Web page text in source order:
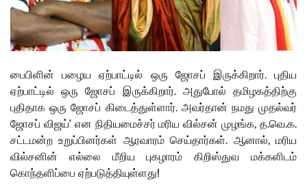
பைபிளின் பழைய ஏற்பாட்டில் ஒரு ஜோசப் இருக்கிறார். புதிய
ஏற்பாட்டில் ஒரு ஜோசப் இருக்கிறார். அதுபோல் தமிழகத்திற்கு
புதிதாக ஒரு ஜோசப் கிடைத்துள்ளார். அவர்தான் நமது முதல்வர்
ஜோசப் விஜய்’ என நிதியமைச்சர் மரிய வில்சன் முழங்க, த.வெ.க.
சட்டமன்ற உறுப்பினர்கள் ஆரவாரம் செய்தார்கள். ஆனால், மரிய
வில்சனின் எல்லை மீறிய புகழாரம் கிறிஸ்துவ மக்களிடம்
கொந்தளிப்பை ஏற்படுத்தியுள்ளது!